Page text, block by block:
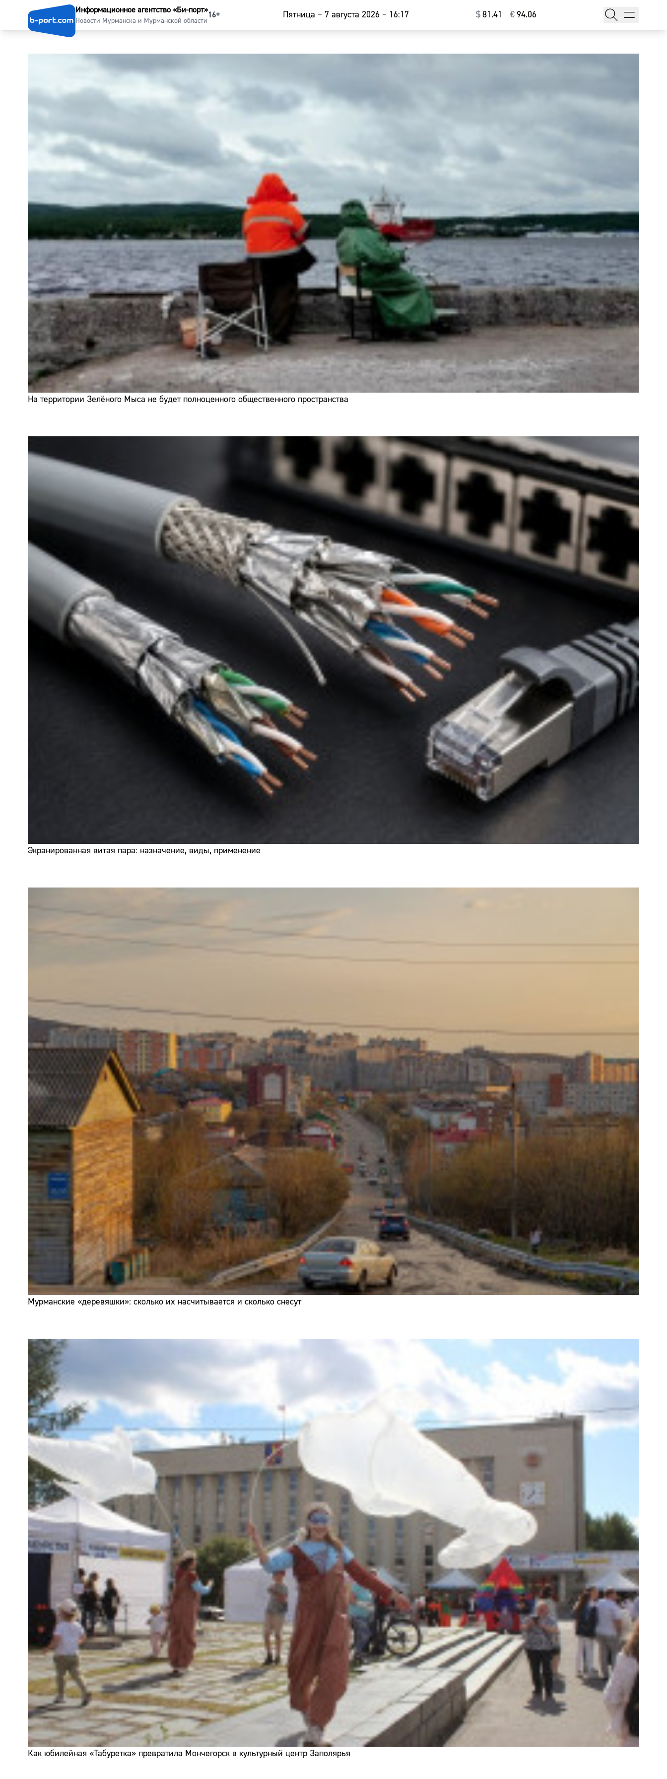
Информационное агентство «Би-порт»
Новости Мурманска и Мурманской области
16+ Пятница – 7 августа 2026 – 16:17 $⁠81.41 € ⁠94.06
На территории Зелёного Мыса не будет полноценного общественного пространства
Экранированная витая пара: назначение, виды, применение
Мурманские «деревяшки»: сколько их насчитывается и сколько снесут
Как юбилейная «Табуретка» превратила Мончегорск в культурный центр Заполярья
Наши гости
Погода
Курсы валют
Сайт:
Адрес:
Телефон: